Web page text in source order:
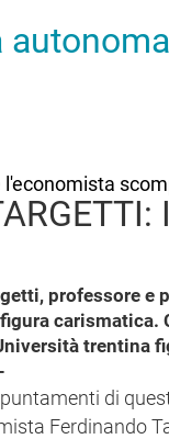
professore
trentina
di
Ferdinando